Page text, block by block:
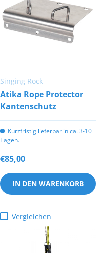
Singing Rock
Atika Rope Protector
Kantenschutz
Kurzfristig lieferbar in ca. 3-10
Tagen.
€85,00
IN DEN WARENKORB
Vergleichen